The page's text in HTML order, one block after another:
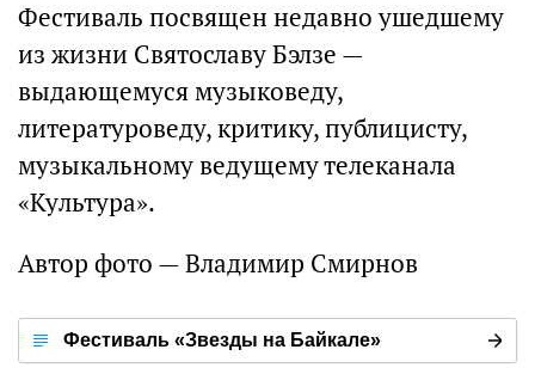
Фестиваль посвящен недавно ушедшему
из жизни Святославу Бэлзе —
выдающемуся музыковеду,
литературоведу, критику, публицисту,
музыкальному ведущему телеканала
«Культура».
Автор фото — Владимир Смирнов
Фестиваль «Звезды на Байкале»